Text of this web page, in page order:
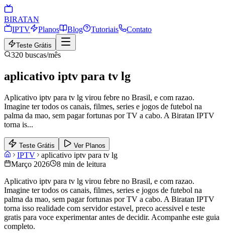
BIRATAN
IPTV
Planos Blog Tutoriais Contato
Teste Grátis
320 buscas/mês
aplicativo iptv para tv lg
Aplicativo iptv para tv lg virou febre no Brasil, e com razao.
Imagine ter todos os canais, filmes, series e jogos de futebol na
palma da mao, sem pagar fortunas por TV a cabo. A Biratan IPTV
torna is...
Teste Grátis Ver Planos
IPTV
aplicativo iptv para tv lg
Março 2026
8 min de leitura
Aplicativo iptv para tv lg virou febre no Brasil, e com razao.
Imagine ter todos os canais, filmes, series e jogos de futebol na
palma da mao, sem pagar fortunas por TV a cabo. A Biratan IPTV
torna isso realidade com servidor estavel, preco acessivel e teste
gratis para voce experimentar antes de decidir. Acompanhe este guia
completo.